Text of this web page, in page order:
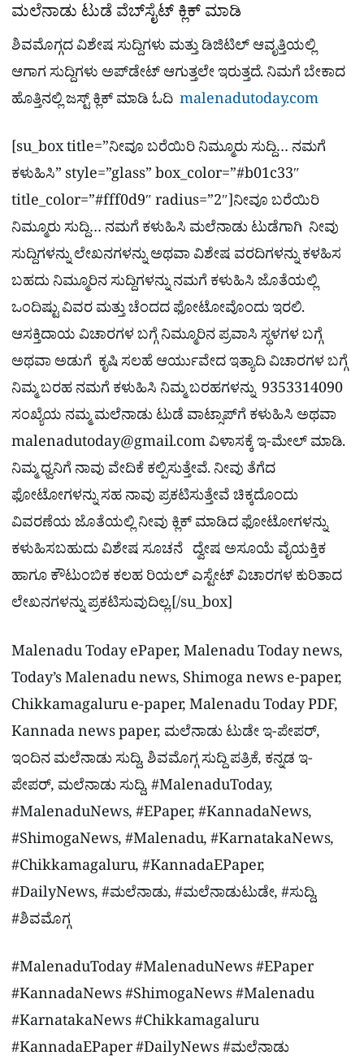
ಮಲೆನಾಡು ಟುಡೆ ವೆಬ್​ಸೈಟ್​ ಕ್ಲಿಕ್ ಮಾಡಿ
ಶಿವಮೊಗ್ಗದ ವಿಶೇಷ ಸುದ್ದಿಗಳು ಮತ್ತು ಡಿಜಿಟಿಲ್​ ಆವೃತ್ತಿಯಲ್ಲಿ
ಆಗಾಗ ಸುದ್ದಿಗಳು ಅಪ್​ಡೇಟ್ ಆಗುತ್ತಲೇ ಇರುತ್ತದೆ. ನಿಮಗೆ ಬೇಕಾದ
ಹೊತ್ತಿನಲ್ಲಿ ಜಸ್ಟ್ ಕ್ಲಿಕ್ ಮಾಡಿ ಓದಿ malenadutoday.com
[su_box title=”ನೀವೂ ಬರೆಯಿರಿ ನಿಮ್ಮೂರು ಸುದ್ದಿ… ನಮಗೆ
ಕಳುಹಿಸಿ” style=”glass” box_color=”#b01c33″
title_color=”#fff0d9″ radius=”2″]ನೀವೂ ಬರೆಯಿರಿ
ನಿಮ್ಮೂರು ಸುದ್ದಿ… ನಮಗೆ ಕಳುಹಿಸಿ ಮಲೆನಾಡು ಟುಡೆಗಾಗಿ ನೀವು
ಸುದ್ದಿಗಳನ್ನು ಲೇಖನಗಳನ್ನು ಅಥವಾ ವಿಶೇಷ ವರದಿಗಳನ್ನು ಕಳಹಿಸ
ಬಹದು ನಿಮ್ಮೂರಿನ ಸುದ್ದಿಗಳನ್ನು ನಮಗೆ ಕಳುಹಿಸಿ ಜೊತೆಯಲ್ಲಿ
ಒಂದಿಷ್ಟು ವಿವರ ಮತ್ತು ಚೆಂದದ ಫೋಟೋವೊಂದು ಇರಲಿ.
ಆಸಕ್ತಿದಾಯ ವಿಚಾರಗಳ ಬಗ್ಗೆ ನಿಮ್ಮೂರಿನ ಪ್ರವಾಸಿ ಸ್ಥಳಗಳ ಬಗ್ಗೆ
ಅಥವಾ ಅಡುಗೆ ಕೃಷಿ ಸಲಹೆ ಆರ್ಯುವೇದ ಇತ್ಯಾದಿ ವಿಚಾರಗಳ ಬಗ್ಗೆ
ನಿಮ್ಮ ಬರಹ ನಮಗೆ ಕಳುಹಿಸಿ ನಿಮ್ಮ ಬರಹಗಳನ್ನು 9353314090
ಸಂಖ್ಯೆಯ ನಮ್ಮ ಮಲೆನಾಡು ಟುಡೆ ವಾಟ್ಸಾಪ್‌ಗೆ ಕಳುಹಿಸಿ ಅಥವಾ
malenadutoday@gmail.comವಿಳಾಸಕ್ಕೆ ಇ-ಮೇಲ್ ಮಾಡಿ.
ನಿಮ್ಮ ಧ್ವನಿಗೆ ನಾವು ವೇದಿಕೆ ಕಲ್ಪಿಸುತ್ತೇವೆ. ನೀವು ತೆಗೆದ
ಫೋಟೋಗಳನ್ನು ಸಹ ನಾವು ಪ್ರಕಟಿಸುತ್ತೇವೆ ಚಿಕ್ಕದೊಂದು
ವಿವರಣೆಯ ಜೊತೆಯಲ್ಲಿ ನೀವು ಕ್ಲಿಕ್ ಮಾಡಿದ ಫೋಟೋಗಳನ್ನು
ಕಳುಹಿಸಬಹುದು ವಿಶೇಷ ಸೂಚನೆ ದ್ವೇಷ ಅಸೂಯೆ ವೈಯಕ್ತಿಕ
ಹಾಗೂ ಕೌಟುಂಬಿಕ ಕಲಹ ರಿಯಲ್​ ಎಸ್ಟೇಟ್​ ವಿಚಾರಗಳ ಕುರಿತಾದ
ಲೇಖನಗಳನ್ನು ಪ್ರಕಟಿಸುವುದಿಲ್ಲ.[/su_box]
Malenadu Today ePaper, Malenadu Today news,
Today’s Malenadu news, Shimoga news e-paper,
Chikkamagaluru e-paper, Malenadu Today PDF,
Kannada news paper, ಮಲೆನಾಡು ಟುಡೇ ಇ-ಪೇಪರ್,
ಇಂದಿನ ಮಲೆನಾಡು ಸುದ್ದಿ, ಶಿವಮೊಗ್ಗ ಸುದ್ದಿ ಪತ್ರಿಕೆ, ಕನ್ನಡ ಇ-
ಪೇಪರ್, ಮಲೆನಾಡು ಸುದ್ದಿ, #MalenaduToday,
#MalenaduNews, #EPaper, #KannadaNews,
#ShimogaNews, #Malenadu, #KarnatakaNews,
#Chikkamagaluru, #KannadaEPaper,
#DailyNews, #ಮಲೆನಾಡು, #ಮಲೆನಾಡುಟುಡೇ, #ಸುದ್ದಿ,
#ಶಿವಮೊಗ್ಗ
#MalenaduToday #MalenaduNews #EPaper
#KannadaNews #ShimogaNews #Malenadu
#KarnatakaNews #Chikkamagaluru
#KannadaEPaper #DailyNews #ಮಲೆನಾಡು